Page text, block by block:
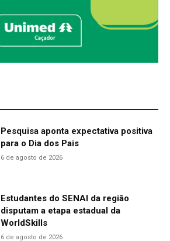
Pesquisa aponta expectativa positiva
para o Dia dos Pais
6 de agosto de 2026
Estudantes do SENAI da região
disputam a etapa estadual da
WorldSkills
6 de agosto de 2026